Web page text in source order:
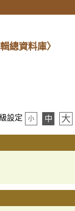
總資料庫〉
設定 小 中 大